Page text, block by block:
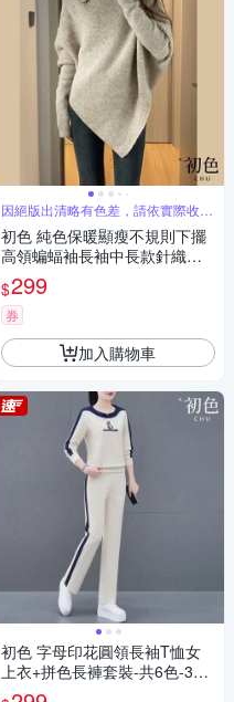
因絕版出清略有色差，請依實際收到
商品為主
初色 純色保暖顯瘦不規則下擺
高領蝙蝠袖長袖中長款針織毛
衣T恤上衣-共4色-31657(F可
選)
$299
券
加入購物車
初色 字母印花圓領長袖T恤女
上衣+拼色長褲套裝-共6色-396
42(M-3XL可選)